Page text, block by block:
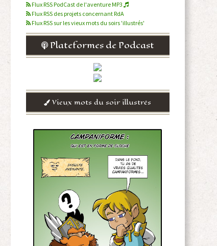
Flux RSS PodCast de l'aventure MP3
Flux RSS des projets concernant RdA
Flux RSS sur les vieux mots du soirs 'illustrés'
Plateformes de Podcast
Vieux mots du soir illustrés